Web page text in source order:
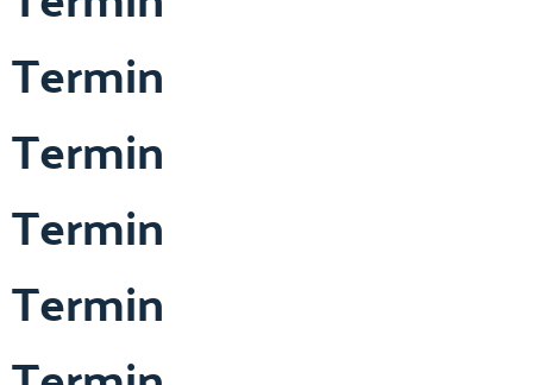
Termin
Termin
Termin
Termin